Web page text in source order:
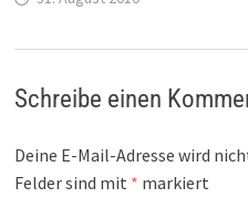
Schreibe einen
Deine E-Mail-Adresse wird
Felder sind mit * markiert